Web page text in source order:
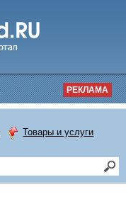
РЕКЛАМА
Товары и услуги